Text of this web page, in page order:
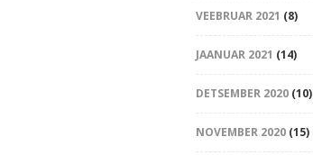
VEEBRUAR 2021 (8)
JAANUAR 2021 (14)
DETSEMBER 2020(10)
NOVEMBER 2020(15)